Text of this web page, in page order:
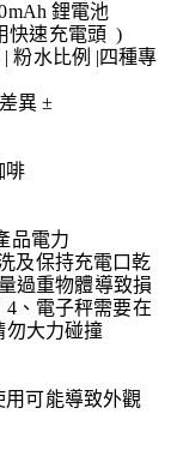
鋰電池
快速充電頭 )
粉水比例 |四種專
異 ±
啡
品電力
及保持充電口乾
過重物體導致損
、電子秤需要在
勿大力碰撞
用可能導致外觀